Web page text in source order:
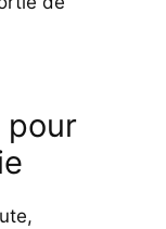
pour